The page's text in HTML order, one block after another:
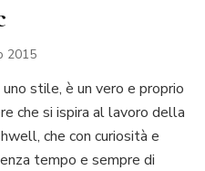
2015
stile, è un vero e proprio
che si ispira al lavoro della
che con curiosità e
tempo e sempre di